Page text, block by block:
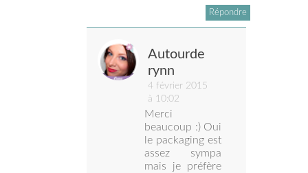
Répondre
Autourde
rynn
4 février 2015
à 10:02
Merci
beaucoup :) Oui
le packaging est
assez sympa
mais je préfère